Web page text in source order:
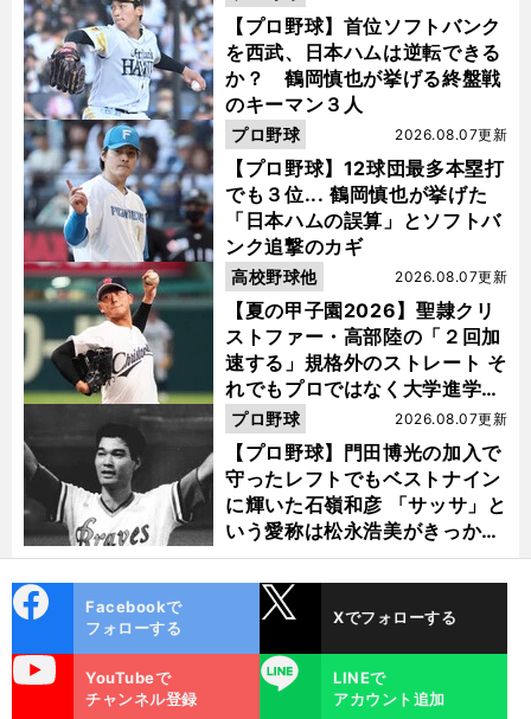
【プロ野球】首位ソフトバンク
を西武、日本ハムは逆転できる
か？ 鶴岡慎也が挙げる終盤戦
のキーマン３人
【プロ野球】12球団最多本塁打
でも３位... 鶴岡慎也が挙げた
「日本ハムの誤算」とソフトバ
ンク追撃のカギ
2026.08.07更新
プロ野球
【夏の甲子園2026】聖隷クリ
ストファー・高部陸の「２回加
速する」規格外のストレート そ
れでもプロではなく大学進学を
選ぶ理由
2026.08.07更新
高校野球他
【プロ野球】門田博光の加入で
守ったレフトでもベストナイン
に輝いた石嶺和彦 「サッサ」と
いう愛称は松永浩美がきっか
け？
2026.08.07更新
プロ野球
ok
Facebookで
フォローする
Xでフォローする
YouTubeで
チャンネル登録
LINE
LINEで
アカウント追加